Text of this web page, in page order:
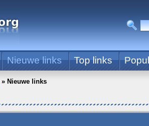
Nieuwe links Top links
» Nieuwe links